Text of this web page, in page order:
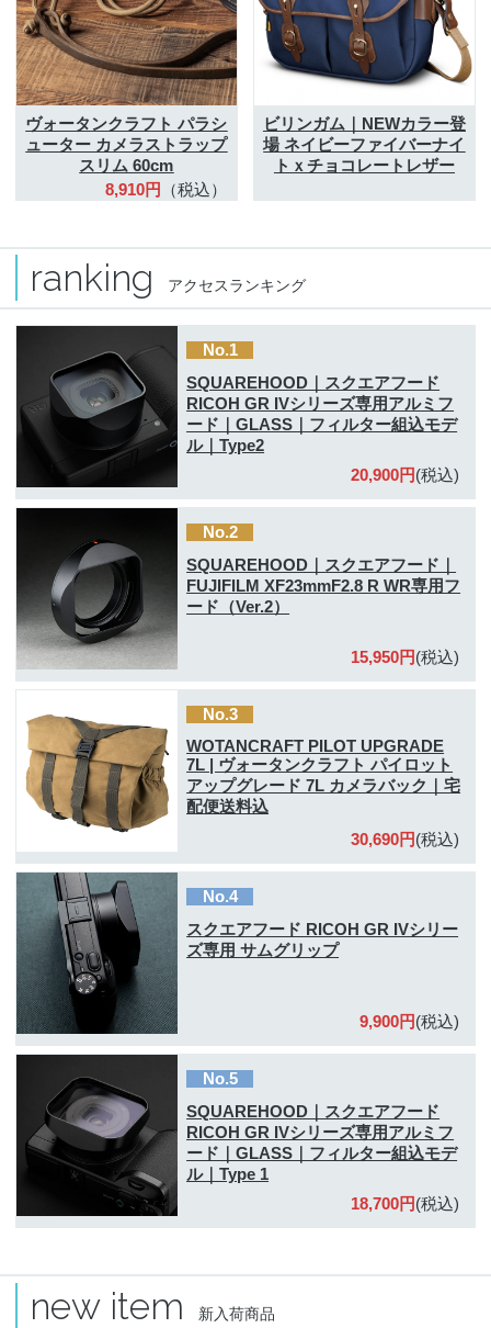
ヴォータンクラフトパラシ
ューター カメラストラップ
スリム 60cm
8,910円
（税込）
ビリンガム｜NEWカラー登
場 ネイビーファイバーナイ
トｘチョコレートレザー
ranking アクセスランキング
SQUAREHOOD｜スクエアフード
RICOH GR IVシリーズ専用アルミフ
ード｜GLASS｜フィルター組込モデ
ル｜Type2
20,900円(税込)
No.1
SQUAREHOOD｜スクエアフード｜
FUJIFILM XF23mmF2.8 R WR専用フ
ード（Ver.2）
15,950円(税込)
No.2
WOTANCRAFT PILOT UPGRADE
7L | ヴォータンクラフト パイロット
アップグレード 7L カメラバック｜宅
配便送料込
30,690円(税込)
No.3
スクエアフード RICOH GR IVシリー
ズ専用 サムグリップ
9,900円(税込)
No.4
SQUAREHOOD｜スクエアフード
RICOH GR IVシリーズ専用アルミフ
ード｜GLASS｜フィルター組込モデ
ル｜Type 1
18,700円(税込)
No.5
new item 新入荷商品